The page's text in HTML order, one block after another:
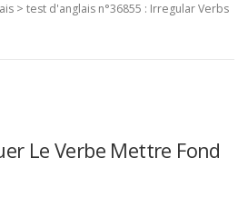
> test d'anglais n°36855 : Irregular Verbs
Le Verbe Mettre Fond